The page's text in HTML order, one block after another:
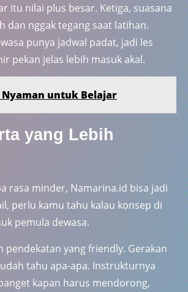
itu nilai plus besar. Ketiga, suasana
dan nggak tegang saat latihan.
punya jadwal padat, jadi les
pekan jelas lebih masuk akal.
untuk Belajar
yang Lebih
rasa minder, Namarina.id bisa jadi
perlu kamu tahu kalau konsep di
pemula dewasa.
pendekatan yang friendly. Gerakan
tahu apa-apa. Instrukturnya
kapan harus mendorong,